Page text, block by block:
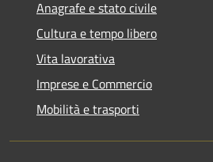
Anagrafe e stato civile
Cultura e tempo libero
Vita lavorativa
Imprese e Commercio
Mobilità e trasporti